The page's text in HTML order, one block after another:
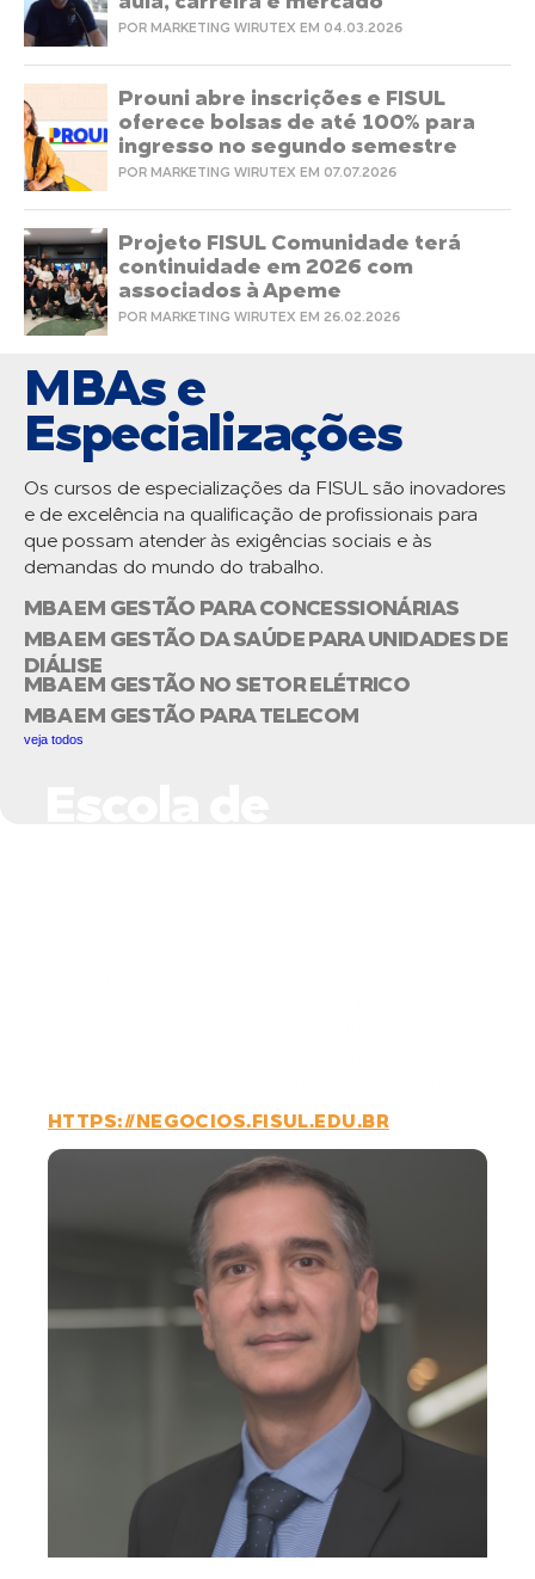
POR MARKETING WIRUTEX EM 04.03.2026
Prouni abre inscrições e FISUL
oferece bolsas de até 100% para
ingresso no segundo semestre
POR MARKETING WIRUTEX EM 07.07.2026
Projeto FISUL Comunidade terá
continuidade em 2026 com
associados à Apeme
POR MARKETING WIRUTEX EM 26.02.2026
MBAs e
Especializações
Os cursos de especializações da FISUL são inovadores
e de excelência na qualificação de profissionais para
que possam atender às exigências sociais e às
demandas do mundo do trabalho.
MBA EM GESTÃO PARA CONCESSIONÁRIAS
MBA EM GESTÃO DA SAÚDE PARA UNIDADES DE
DIÁLISE
MBA EM GESTÃO NO SETOR ELÉTRICO
MBA EM GESTÃO PARA TELECOM
veja todos
HTTPS://NEGOCIOS.FISUL.EDU.BR